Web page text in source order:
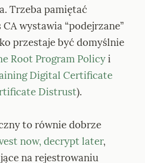
Trzeba pamiętać
wystawia “podejrzane”
przestaje być domyślnie
Root Program Policy i
Digital Certificate
Distrust).
to równie dobrze
now, decrypt later,
na rejestrowaniu